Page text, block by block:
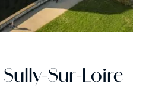
Sur-Loire